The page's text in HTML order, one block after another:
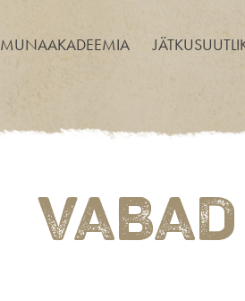
MUNAAKADEEMIA